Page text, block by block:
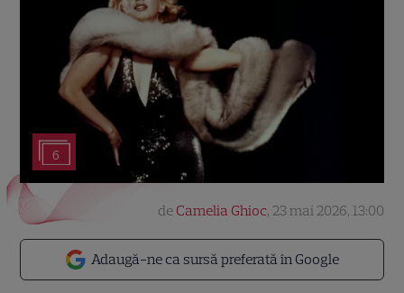
6
Adaugă-ne ca sursă preferată în Google
de Camelia Ghioc, 23 mai 2026, 13:00